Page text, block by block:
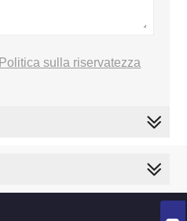
Politica sulla riservatezza